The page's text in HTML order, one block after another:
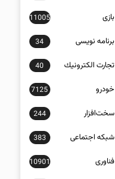
بازی 11005
برنامه نويسی 34
تجارت الكترونيك 40
خودرو 7125
سخت‌افزار 244
شبكه اجتماعی 383
فناوری 10901